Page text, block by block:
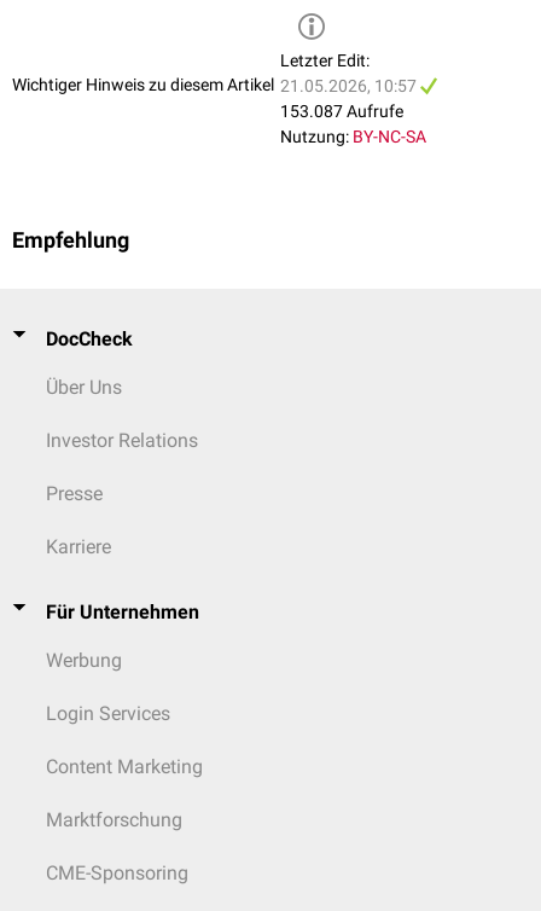
Wichtiger Hinweis zu diesem Artikel
Letzter Edit:
21.05.2026, 10:57
153.087 Aufrufe
Nutzung: BY-NC-SA
Empfehlung
DocCheck
Über Uns
Investor Relations
Presse
Karriere
Für Unternehmen
Werbung
Login Services
Content Marketing
Marktforschung
CME-Sponsoring